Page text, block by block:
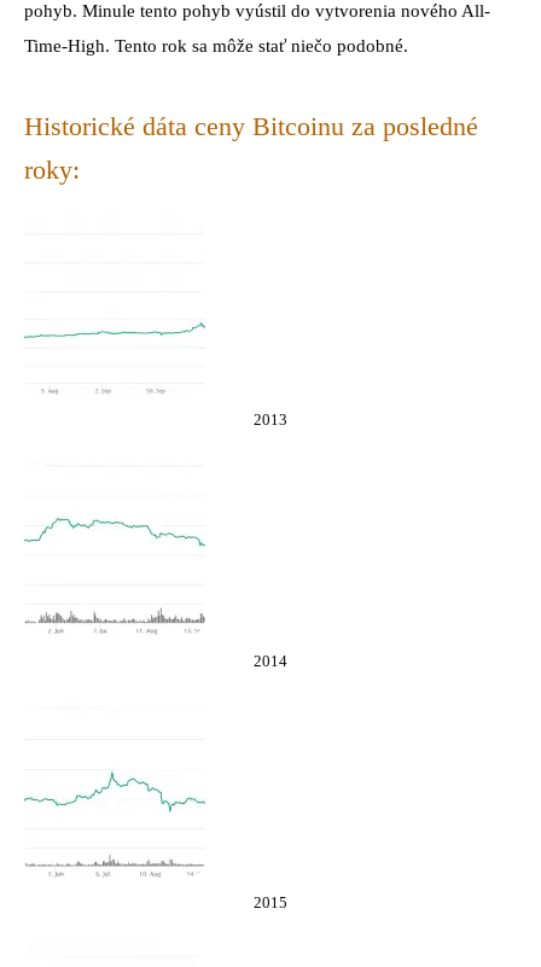
pohyb. Minule tento pohyb vyústil do vytvorenia nového All-
Time-High. Tento rok sa môže stať niečo podobné.
Historické dáta ceny Bitcoinu za posledné
roky:
2013
2014
2015